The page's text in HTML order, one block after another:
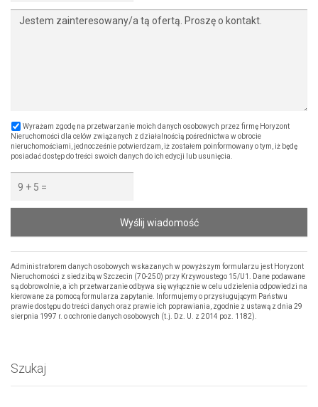
Wyrażam zgodę na przetwarzanie moich danych osobowych przez firmę Horyzont
Nieruchomości dla celów związanych z działalnością pośrednictwa w obrocie
nieruchomościami, jednocześnie potwierdzam, iż zostałem poinformowany o tym, iż będę
posiadać dostęp do treści swoich danych do ich edycji lub usunięcia.
Wyślij wiadomość
Administratorem danych osobowych wskazanych w powyższym formularzu jest Horyzont
Nieruchomości z siedzibą w Szczecin (70-250) przy Krzywoustego 15/U1. Dane podawane
są dobrowolnie, a ich przetwarzanie odbywa się wyłącznie w celu udzielenia odpowiedzi na
kierowane za pomocą formularza zapytanie. Informujemy o przysługującym Państwu
prawie dostępu do treści danych oraz prawie ich poprawiania, zgodnie z ustawą z dnia 29
sierpnia 1997 r. o ochronie danych osobowych (t.j. Dz. U. z 2014 poz. 1182).
Szukaj